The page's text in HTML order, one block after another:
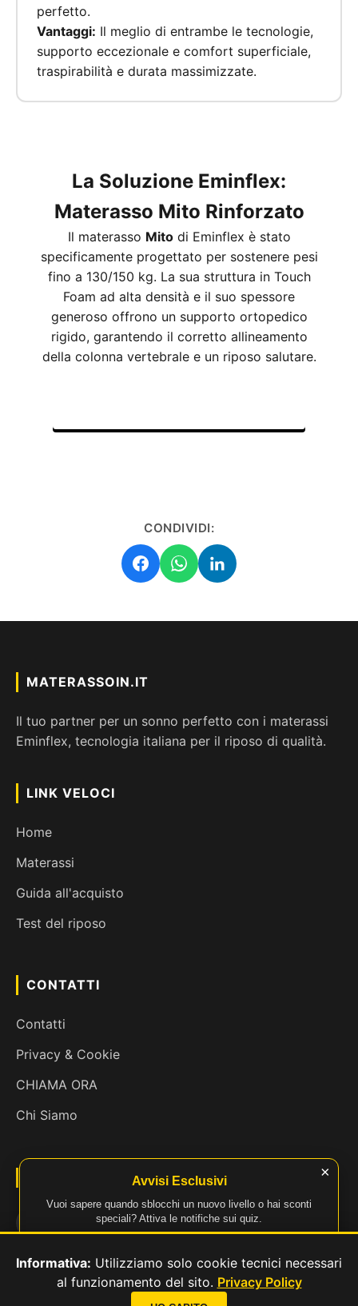
perfetto.
Vantaggi: Il meglio di entrambe le tecnologie,
supporto eccezionale e comfort superficiale,
traspirabilità e durata massimizzate.
La Soluzione Eminflex:
Materasso Mito Rinforzato
Il materasso Mitodi Eminflex è stato
specificamente progettato per sostenere pesi
fino a 130/150 kg. La sua struttura in Touch
Foam ad alta densità e il suo spessore
generoso offrono un supporto ortopedico
rigido, garantendo il corretto allineamento
della colonna vertebrale e un riposo salutare.
×
Avvisi Esclusivi
Vuoi sapere quando sblocchi un nuovo livello o hai sconti
speciali? Attiva le notifiche sui quiz.
CONDIVIDI:
MATERASSOIN.IT
Il tuo partner per un sonno perfetto con i materassi
Eminflex, tecnologia italiana per il riposo di qualità.
LINK VELOCI
Home
Materassi
Guida all'acquisto
Test del riposo
CONTATTI
Contatti
Privacy & Cookie
CHIAMA ORA
Chi Siamo
Informativa: Utilizziamo solo cookie tecnici necessari
al funzionamento del sito. Privacy Policy